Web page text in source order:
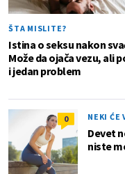
ŠTA MISLITE?
Istina o seksu nakon
Može da ojača vezu, ali
i jedan problem
0 NEKI ĆE
Devet
niste